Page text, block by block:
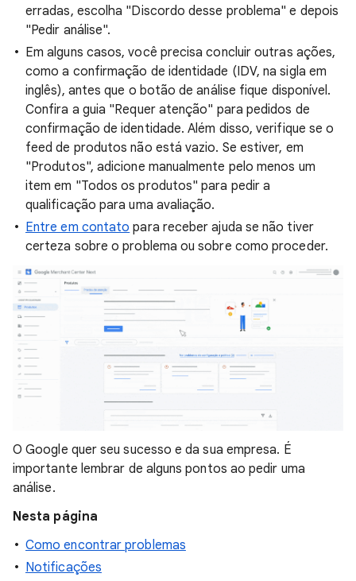
erradas, escolha "Discordo desse problema" e depois
"Pedir análise".
Em alguns casos, você precisa concluir outras ações,
como a confirmação de identidade (IDV, na sigla em
inglês), antes que o botão de análise fique disponível.
Confira a guia "Requer atenção" para pedidos de
confirmação de identidade. Além disso, verifique se o
feed de produtos não está vazio. Se estiver, em
"Produtos", adicione manualmente pelo menos um
item em "Todos os produtos" para pedir a
qualificação para uma avaliação.
Entre em contato para receber ajuda se não tiver
certeza sobre o problema ou sobre como proceder.
O Google quer seu sucesso e da sua empresa. É
importante lembrar de alguns pontos ao pedir uma
análise.
Nesta página
Como encontrar problemas
Notificações